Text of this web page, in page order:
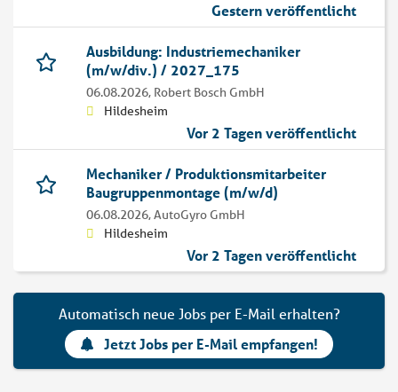
Gestern veröffentlicht
Ausbildung: Industriemechaniker
(m/w/div.) / 2027_175
06.08.2026, Robert Bosch GmbH
Hildesheim
Vor 2 Tagen veröffentlicht
Mechaniker / Produktionsmitarbeiter
Baugruppenmontage (m/w/d)
06.08.2026,AutoGyro GmbH
Hildesheim
Vor 2 Tagen veröffentlicht
Automatisch neue Jobs per E-Mail erhalten?
Jetzt Jobs per E-Mail empfangen!